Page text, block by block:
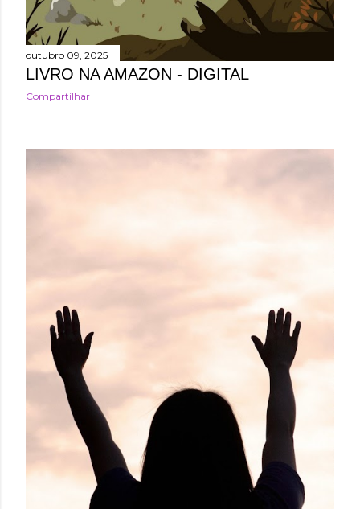
outubro 09, 2025
LIVRO NA AMAZON - DIGITAL
Compartilhar